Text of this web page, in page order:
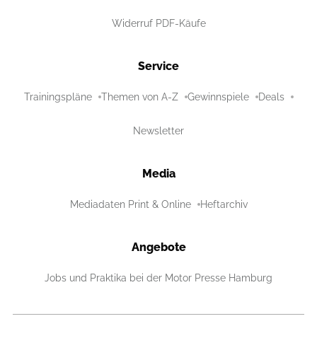
Widerruf PDF-Käufe
Service
Trainingspläne Themen von A-Z Gewinnspiele Deals
Newsletter
Media
Mediadaten Print & Online Heftarchiv
Angebote
Jobs und Praktika bei der Motor Presse Hamburg